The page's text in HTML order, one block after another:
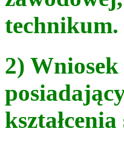
technikum.
2)